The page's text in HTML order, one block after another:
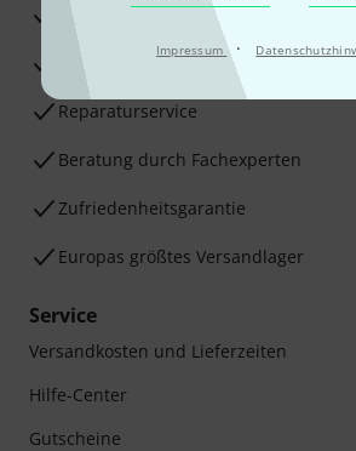
Impressum ·
3 Jahre Thomann Garantie
30 Tage Money-Back-Garantie
Reparaturservice
Beratung durch Fachexperten
Zufriedenheitsgarantie
Europas größtes Versandlager
Service
Versandkosten und Lieferzeiten
Hilfe-Center
Gutscheine